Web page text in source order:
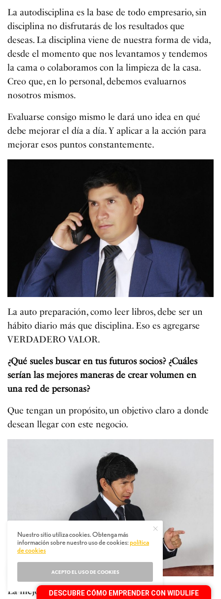
La autodisciplina es la base de todo empresario, sin
disciplina no disfrutarás de los resultados que
deseas. La disciplina viene de nuestra forma de vida,
desde el momento que nos levantamos y tendemos
la cama o colaboramos con la limpieza de la casa.
Creo que, en lo personal, debemos evaluarnos
nosotros mismos.
Evaluarse consigo mismo le dará uno idea en qué
debe mejorar el día a día. Y aplicar a la acción para
mejorar esos puntos constantemente.
La auto preparación, como leer libros, debe ser un
hábito diario más que disciplina. Eso es agregarse
VERDADERO VALOR.
¿Qué sueles buscar en tus futuros socios? ¿Cuáles
serían las mejores maneras de crear volumen en
una red de personas?
Que tengan un propósito, un objetivo claro a donde
desean llegar con este negocio.
La mejor manera de crear volumen debe ser que el
Nuestro sitio utiliza cookies. Obtenga más
información sobre nuestro uso de cookies:política
de cookies
ACEPTO EL USO DE COOKIES
DESCUBRE CÓMO EMPRENDER CON WIDULIFE